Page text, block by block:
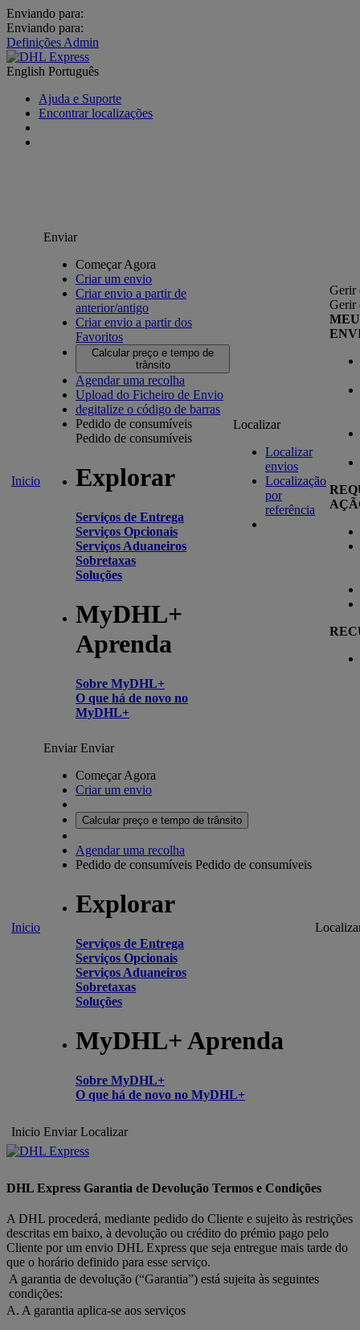
Enviando para:
Enviando para:
Definições Admin
English Português
Ajuda e Suporte
Encontrar localizações
Inicio
Enviar
Começar Agora
Criar um envio
Criar envio a partir de
anterior/antigo
Criar envio a partir dos
Favoritos
Calcular preço e tempo de
trânsito
Agendar uma recolha
Upload do Ficheiro de Envio
degitalize o código de barras
Pedido de consumíveis
Pedido de consumíveis
Explorar
Serviços de Entrega
Serviços Opcionais
Serviços Aduaneiros
Sobretaxas
Soluções
MyDHL+
Aprenda
Sobre MyDHL+
O que há de novo no
MyDHL+
Localizar
Localizar
envios
Localização
por
referência
Gerir
Gerir
Inicio
EnviarEnviar
Começar Agora
Criar um envio
Calcular preço e tempo de trânsito
Agendar uma recolha
Pedido de consumíveis Pedido de consumíveis
Explorar
Serviços de Entrega
Serviços Opcionais
Serviços Aduaneiros
Sobretaxas
Soluções
MyDHL+ Aprenda
Sobre MyDHL+
O que há de novo no MyDHL+
Inicio Enviar Localizar
DHL Express Garantia de Devolução Termos e Condições
A DHL procederá, mediante pedido do Cliente e sujeito às restrições
descritas em baixo, à devolução ou crédito do prémio pago pelo
Cliente por um envio DHL Express que seja entregue mais tarde do
que o horário definido para esse serviço.
A garantia de devolução (“Garantia”) está sujeita às seguintes
condições:
A. A garantia aplica-se aos serviços